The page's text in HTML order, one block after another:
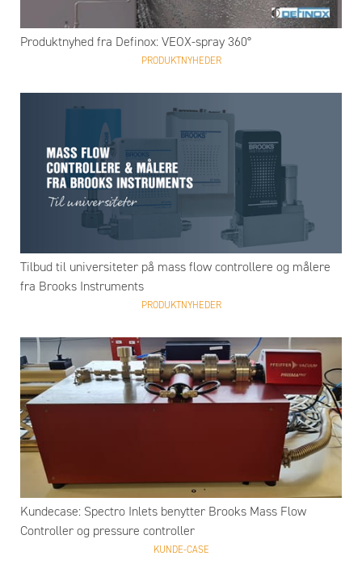
Produktnyhed fra Definox: VEOX-spray 360°
PRODUKTNYHEDER
Tilbud til universiteter på mass flow controllere og målere
fra Brooks Instruments
PRODUKTNYHEDER
Kundecase: Spectro Inlets benytter Brooks Mass Flow
Controller og pressure controller
KUNDE-CASE